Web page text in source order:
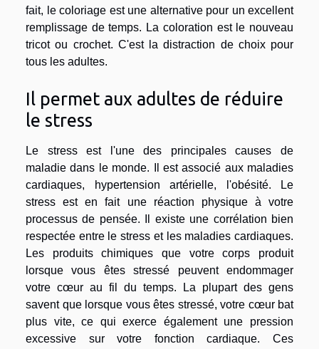
fait, le coloriage est une alternative pour un excellent
remplissage de temps. La coloration est le nouveau
tricot ou crochet. C'est la distraction de choix pour
tous les adultes.
Il permet aux adultes de réduire
le stress
Le stress est l'une des principales causes de
maladie dans le monde. Il est associé aux maladies
cardiaques, hypertension artérielle, l'obésité. Le
stress est en fait une réaction physique à votre
processus de pensée. Il existe une corrélation bien
respectée entre le stress et les maladies cardiaques.
Les produits chimiques que votre corps produit
lorsque vous êtes stressé peuvent endommager
votre cœur au fil du temps. La plupart des gens
savent que lorsque vous êtes stressé, votre cœur bat
plus vite, ce qui exerce également une pression
excessive sur votre fonction cardiaque. Ces